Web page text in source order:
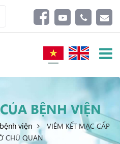
BỆNH VIỆN
viện
VIÊM KẾT MẠC CẤP
CHỦ QUAN